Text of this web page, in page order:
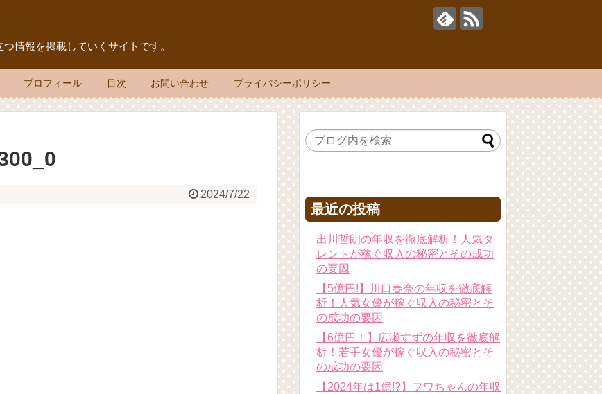
情報を掲載していくサイトです。
プロフィール 目次 お問い合わせ プライバシーポリシー
2024/7/22
最近の投稿
出川哲朗の年収を徹底解析！人気タ
レントが稼ぐ収入の秘密とその成功
の要因
【5億円!】川口春奈の年収を徹底解
析！人気女優が稼ぐ収入の秘密とそ
の成功の要因
【6億円！】広瀬すずの年収を徹底解
析！若手女優が稼ぐ収入の秘密とそ
の成功の要因
【2024年は1億!?】フワちゃんの年収